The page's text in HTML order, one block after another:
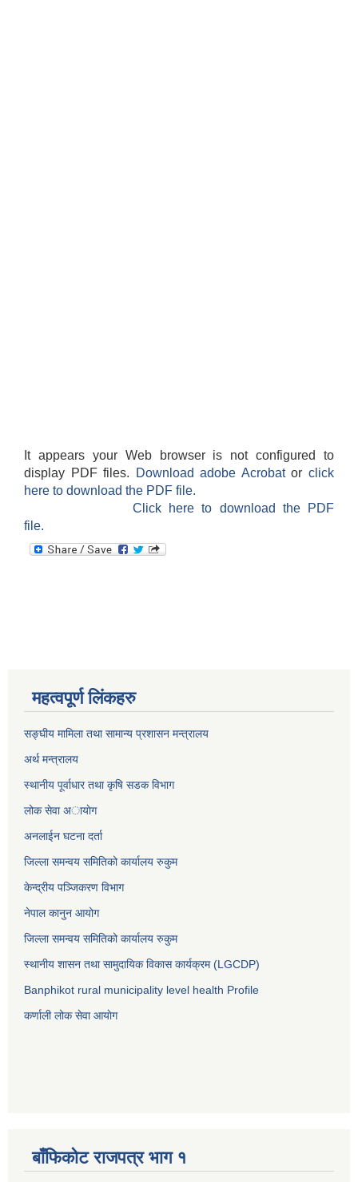
It appears your Web browser is not configured to
display PDF files.
Download adobe Acrobatorclick
here to download the PDF file.
Click here to download the PDF
file.
महत्वपूर्ण लिंकहरु
सङ्घीय मामिला तथा सामान्य प्रशासन मन्त्रालय
अर्थ मन्त्रालय
स्थानीय पूर्वाधार तथा कृषि सडक विभाग
लोक सेवा अायाेग
अनलाईन घटना दर्ता
जिल्ला समन्वय समितिको कार्यालय रुकुम
केन्द्रीय पञ्जिकरण विभाग
नेपाल कानुन आयोग
जिल्ला समन्वय समितिको कार्यालय रुकुम
स्थानीय शासन तथा सामुदायिक विकास कार्यक्रम (LGCDP)
Banphikot rural municipality level health Profile
कर्णाली लोक सेवा आयाेग
बाँफिकोट राजपत्र भाग १